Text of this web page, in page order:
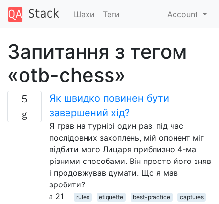
Шахи Теги Account
Запитання з тегом
«otb-chess»
5
Як швидко повинен бути
завершений хід?
Я грав на турнірі один раз, під час
послідовних захоплень, мій опонент міг
відбити мого Лицаря приблизно 4-ма
різними способами. Він просто його зняв
і продовжував думати. Що я мав
зробити?
21
rules etiquette best-practice
captures